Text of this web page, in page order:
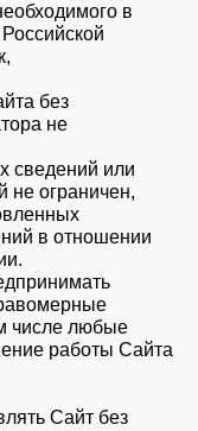
в
без
не
сведений или
не ограничен,
в отношении
числе любые
работы Сайта
Сайт без